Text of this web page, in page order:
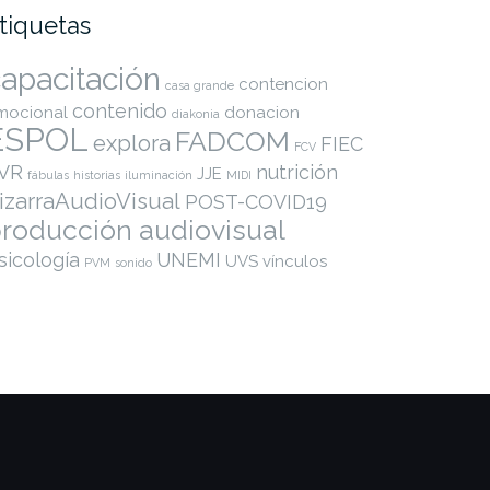
casa grande contencion
contenido diakonia donacion
explora FADCOM FCV FIEC
fábulas historias iluminación JJE MIDI nutrición
POST-COVID19
audiovisual
PVM sonido UNEMI UVS vínculos